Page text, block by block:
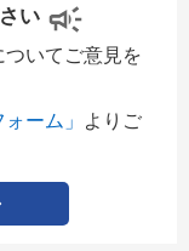
い
いてご意見を
ーム」
よりご